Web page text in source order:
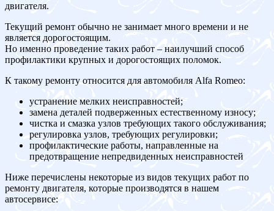
двигателя.
Текущий ремонт обычно не занимает много времени и не
является дорогостоящим.
Но именно проведение таких работ – наилучший способ
профилактики крупных и дорогостоящих поломок.
К такому ремонту относится для автомобиля Alfa Romeo:
устранение мелких неисправностей;
замена деталей подверженных естественному износу;
чистка и смазка узлов требующих такого обслуживания;
регулировка узлов, требующих регулировки;
профилактические работы, направленные на
предотвращение непредвиденных неисправностей
Ниже перечислены некоторые из видов текущих работ по
ремонту двигателя, которые производятся в нашем
автосервисе: